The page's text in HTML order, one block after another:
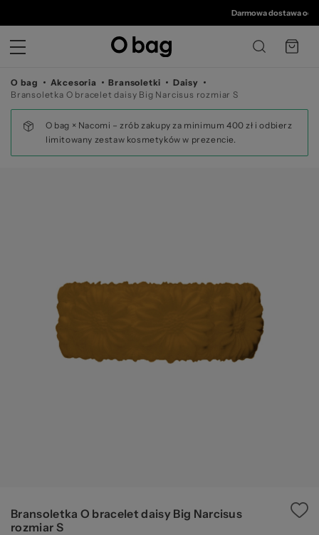
©
Darmowa dostawa od 350
O bag Akcesoria Bransoletki
Daisy
Bransoletka O bracelet daisy Big Narcisus rozmiar S
O bag × Nacomi – zrób zakupy za minimum 400 zł i odbierz
limitowany zestaw kosmetyków w prezencie.
Bransoletka O bracelet daisy Big Narcisus
rozmiar S